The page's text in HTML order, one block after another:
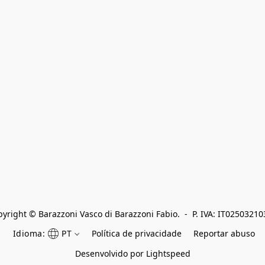
© Barazzoni Vasco di Barazzoni Fabio.  -  P. IVA:
Idioma:
PT Política de privacidade
Reportar abuso
Desenvolvido por Lightspeed